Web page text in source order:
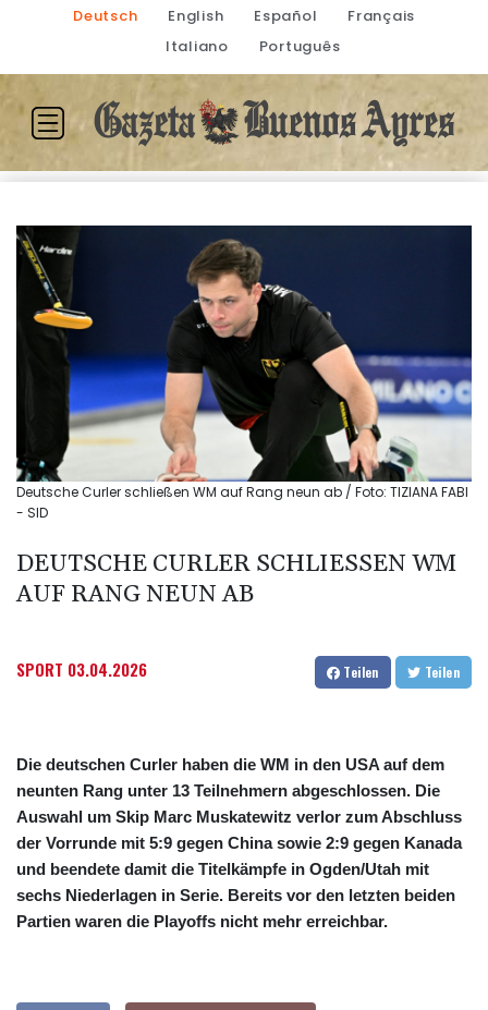
Deutsch English Español
Français
Italiano
Português
Deutsche Curler schließen WM auf Rang neun ab / Foto: TIZIANA FABI
- SID
DEUTSCHE CURLER SCHLIESSEN WM A
UF RANG NEUN AB
SPORT 03.04.2026 Teilen Teilen
Die deutschen Curler haben die WM in den USA auf dem
neunten Rang unter 13 Teilnehmern abgeschlossen. Die
Auswahl um Skip Marc Muskatewitz verlor zum Abschluss
der Vorrunde mit 5:9 gegen China sowie 2:9 gegen Kanada
und beendete damit die Titelkämpfe in Ogden/Utah mit
sechs Niederlagen in Serie. Bereits vor den letzten beiden
Partien waren die Playoffs nicht mehr erreichbar.